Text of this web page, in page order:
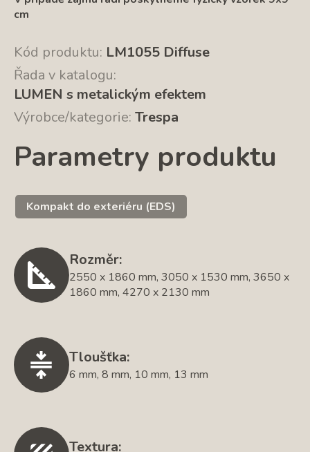
cm
Kód produktu: LM1055 Diffuse
Řada v katalogu:
LUMEN s metalickým efektem
Výrobce/kategorie: Trespa
Parametry produktu
Kompakt do exteriéru (EDS)
Rozměr:
2550 x 1860 mm, 3050 x 1530 mm, 3650 x
1860 mm, 4270 x 2130 mm
Tloušťka:
6 mm, 8 mm, 10 mm, 13 mm
Textura: